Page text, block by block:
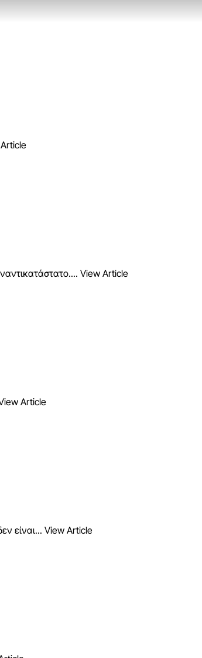
View Article
Article
είναι... View Article